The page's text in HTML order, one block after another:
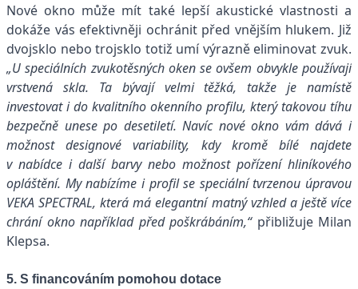
Nové okno může mít také lepší akustické vlastnosti a
dokáže vás efektivněji ochránit před vnějším hlukem. Již
dvojsklo nebo trojsklo totiž umí výrazně eliminovat zvuk.
„U speciálních zvukotěsných oken se ovšem obvykle používají
vrstvená skla. Ta bývají velmi těžká, takže je namístě
investovat i do kvalitního okenního profilu, který takovou tíhu
bezpečně unese po desetiletí. Navíc nové okno vám dává i
možnost designové variability, kdy kromě bílé najdete
v nabídce i další barvy nebo možnost pořízení hliníkového
opláštění. My nabízíme i profil se speciální tvrzenou úpravou
VEKA SPECTRAL, která má elegantní matný vzhled a ještě více
chrání okno například před poškrábáním,“ přibližuje Milan
Klepsa.
5. S financováním pomohou dotace